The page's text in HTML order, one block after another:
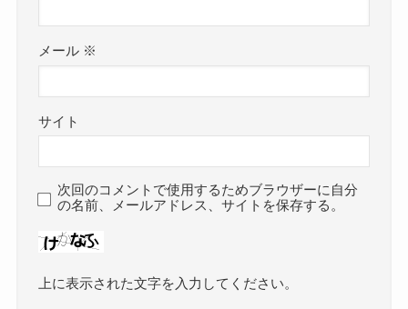
メール ※
サイト
次回のコメントで使用するためブラウザーに自分
の名前、メールアドレス、サイトを保存する。
上に表示された文字を入力してください。